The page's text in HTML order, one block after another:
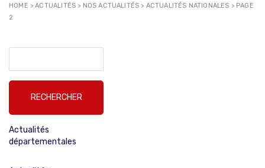
HOME >ACTUALITÉS > NOS ACTUALITÉS > ACTUALITÉS NATIONALES > PAGE
2
Actualités
départementales